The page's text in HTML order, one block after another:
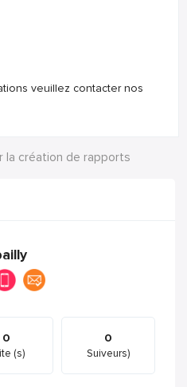
veuillez contacter nos
la création de rapports
0
(s)
0
Suiveurs)